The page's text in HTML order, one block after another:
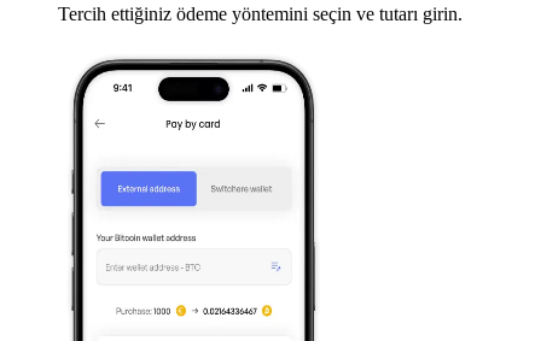
Tercih ettiğiniz ödeme yöntemini seçin ve tutarı girin.